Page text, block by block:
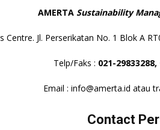
AMERTA Sustainability
Centre. Jl. Perserikatan No. 1 Blok A
Telp/Faks : 021-29833288,
Email : info@amerta.id atau
Contact